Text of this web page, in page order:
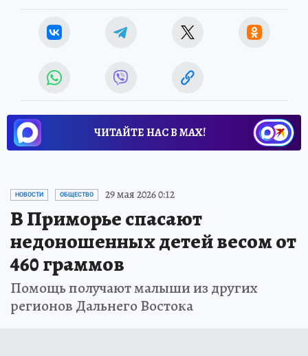
ЧИТАЙТЕ НАС В МАХ!
НОВОСТИ ОБЩЕСТВО 29 мая 2026 0:12
В Приморье спасают
недоношенных детей весом от
460 граммов
Помощь получают малыши из других
регионов Дальнего Востока